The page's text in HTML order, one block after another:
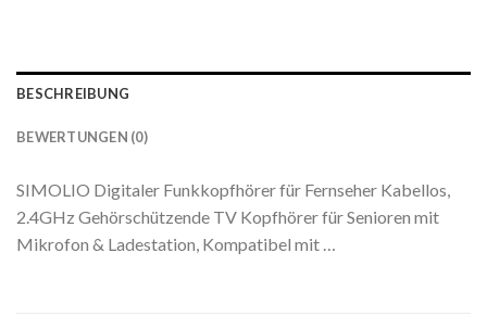
BESCHREIBUNG
BEWERTUNGEN (0)
SIMOLIO Digitaler Funkkopfhörer für Fernseher Kabellos,
2.4GHz Gehörschützende TV Kopfhörer für Senioren mit
Mikrofon & Ladestation, Kompatibel mit …